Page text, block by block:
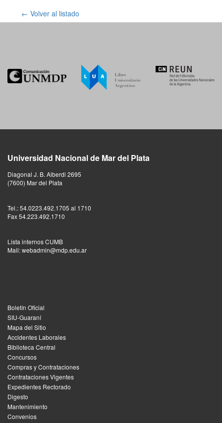
← Volver al listado
Universidad Nacional de Mar del Plata
Diagonal J. B. Alberdi 2695
(7600) Mar del Plata
Tel.: 54.0223.492.1705 al 1710
Fax 54.223.492.1710
Lista internos CUMB
Mail: webadmin@mdp.edu.ar
Boletín Oficial
SIU-Guaraní
Mapa del Sitio
Accidentes Laborales
Biblioteca Central
Concursos
Compras y Contrataciones
Contrataciones Vigentes
Expedientes Rectorado
Digesto
Mantenimiento
Convenios